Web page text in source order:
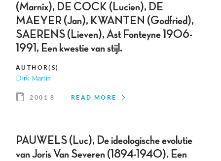
(Marnix), DE COCK (Lucien), DE
MAEYER (Jan), KWANTEN (Godfried),
SAERENS (Lieven), Ast Fonteyne 1906-
1991, Een kwestie van stijl.
AUTHOR(S)
Dirk Martin
2001 8 READ MORE
PAUWELS (Luc), De ideologische evolutie
van Joris Van Severen (1894-1940). Een